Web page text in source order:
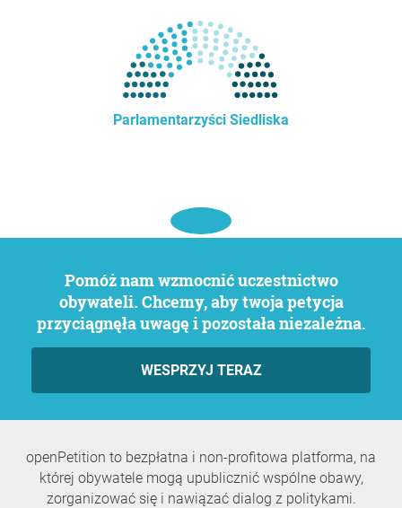
Parlamentarzyści Siedliska
Pomóż nam wzmocnić uczestnictwo
obywateli. Chcemy, aby twoja petycja
przyciągnęła uwagę i pozostała niezależna.
WESPRZYJ TERAZ
openPetition to bezpłatna i non-profitowa platforma, na
której obywatele mogą upublicznić wspólne obawy,
zorganizować się i nawiązać dialog z politykami.